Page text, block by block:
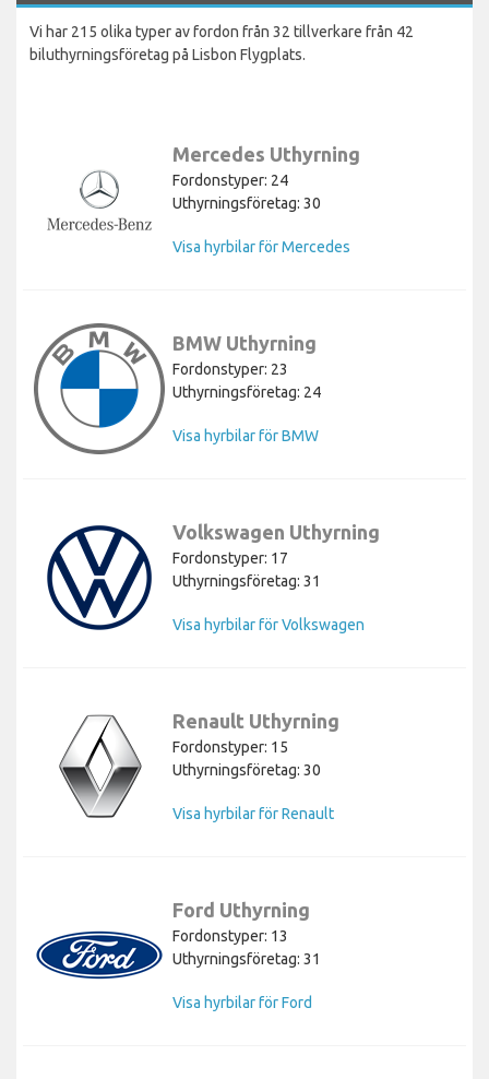
Vi har 215 olika typer av fordon från 32 tillverkare från 42
biluthyrningsföretag på Lisbon Flygplats.
Mercedes Uthyrning
Fordonstyper: 24
Uthyrningsföretag: 30
Visa hyrbilar för Mercedes
BMW Uthyrning
Fordonstyper: 23
Uthyrningsföretag: 24
Visa hyrbilar för BMW
Volkswagen Uthyrning
Fordonstyper: 17
Uthyrningsföretag: 31
Visa hyrbilar för Volkswagen
Renault Uthyrning
Fordonstyper: 15
Uthyrningsföretag: 30
Visa hyrbilar för Renault
Ford Uthyrning
Fordonstyper: 13
Uthyrningsföretag: 31
Visa hyrbilar för Ford